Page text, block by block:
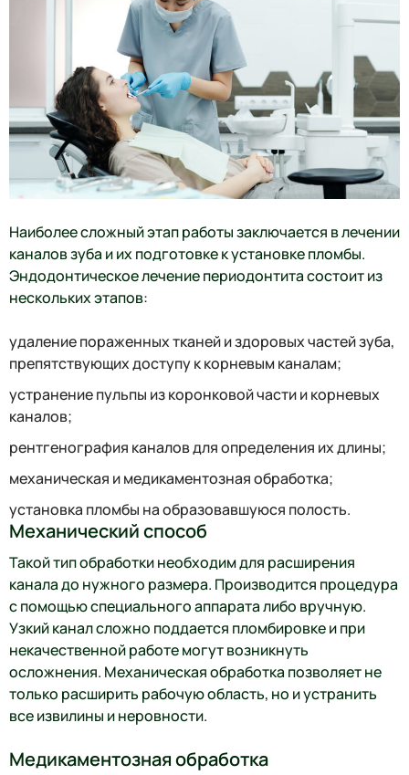
Наиболее сложный этап работы заключается в лечении
каналов зуба и их подготовке к установке пломбы.
Эндодонтическое лечение периодонтита состоит из
нескольких этапов:
удаление пораженных тканей и здоровых частей зуба,
препятствующих доступу к корневым каналам;
устранение пульпы из коронковой части и корневых
каналов;
рентгенография каналов для определения их длины;
механическая и медикаментозная обработка;
установка пломбы на образовавшуюся полость.
Механический способ
Такой тип обработки необходим для расширения
канала до нужного размера. Производится процедура
с помощью специального аппарата либо вручную.
Узкий канал сложно поддается пломбировке и при
некачественной работе могут возникнуть
осложнения. Механическая обработка позволяет не
только расширить рабочую область, но и устранить
все извилины и неровности.
Медикаментозная обработка